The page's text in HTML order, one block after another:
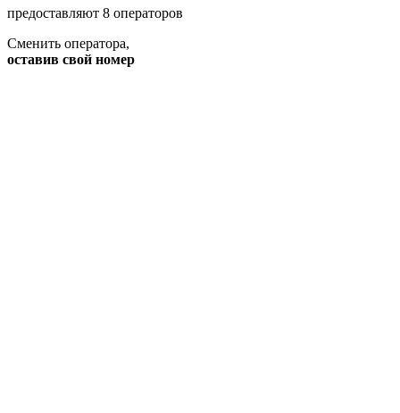
предоставляют 8 операторов
Сменить оператора,
оставив свой номер